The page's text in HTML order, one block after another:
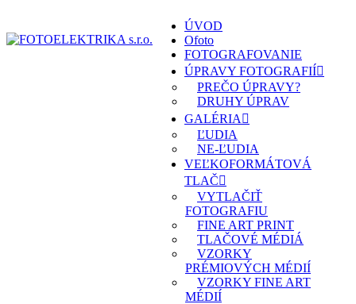
ÚVOD
Ofoto
FOTOGRAFOVANIE
ÚPRAVY FOTOGRAFIÍ
PREČO ÚPRAVY?
DRUHY ÚPRAV
GALÉRIA
ĽUDIA
NE-ĽUDIA
VEĽKOFORMÁTOVÁ
TLAČ
VYTLAČIŤ
FOTOGRAFIU
FINE ART PRINT
TLAČOVÉ MÉDIÁ
VZORKY
PRÉMIOVÝCH MÉDIÍ
VZORKY FINE ART
MÉDIÍ